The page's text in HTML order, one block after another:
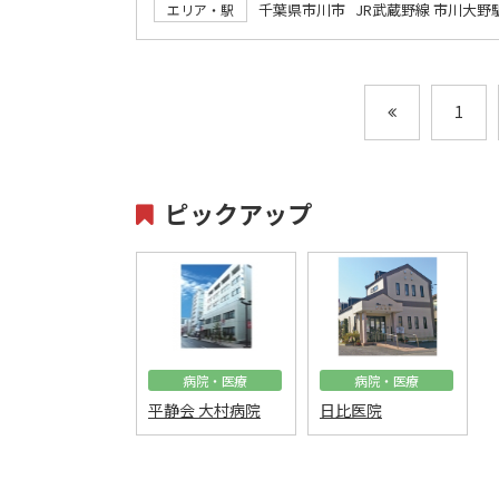
エリア・駅
千葉県市川市 JR武蔵野線 市川大野
1
ピックアップ
病院・医療
平静会 大村病院
病院・医療
日比医院